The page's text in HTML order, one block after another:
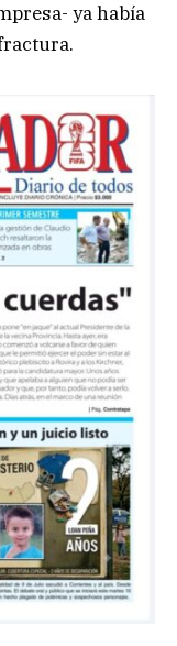
ya había